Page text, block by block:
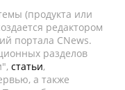
(продукта или
редактором
портала CNews.
разделов
статьи,
а также